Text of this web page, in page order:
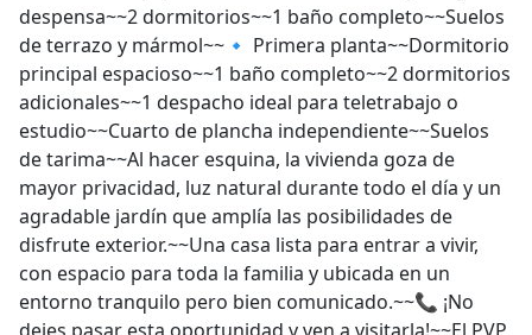
despensa~~2 dormitorios~~1 baño completo~~Suelos
de terrazo y mármol~~🔹 Primera planta~~Dormitorio
principal espacioso~~1 baño completo~~2 dormitorios
adicionales~~1 despacho ideal para teletrabajo o
estudio~~Cuarto de plancha independiente~~Suelos
de tarima~~Al hacer esquina, la vivienda goza de
mayor privacidad, luz natural durante todo el día y un
agradable jardín que amplía las posibilidades de
disfrute exterior.~~Una casa lista para entrar a vivir,
con espacio para toda la familia y ubicada en un
entorno tranquilo pero bien comunicado.~~📞 ¡No